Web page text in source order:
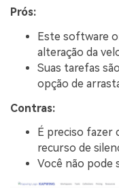
Prós:
Este software
alteração da
Suas tarefas
opção de
Contras:
É preciso fazer
recurso de
Você não pode